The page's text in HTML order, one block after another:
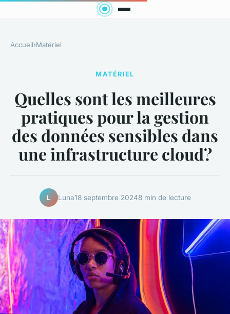
Accueil›Matériel
MATÉRIEL
Quelles sont les meilleures
pratiques pour la gestion
des données sensibles dans
une infrastructure cloud?
L Luna18 septembre 20248 min de lecture